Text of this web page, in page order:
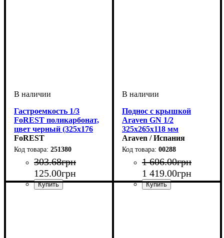
Гастроемкость 1/3
FoREST поликарбонат,
цвет черный (325х176
мм, h150 мм)
FoREST
251380
303.68грн
125.00грн
Поднос с крышкой
Araven GN 1/2
325х265х118 мм
Araven / Испания
00288
1 606.00грн
1 419.00грн